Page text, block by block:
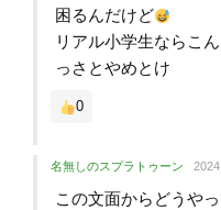
困るんだけど
リアル小学生ならこ
っさとやめとけ
0
名無しのスプラトゥーン
この文面からどうや